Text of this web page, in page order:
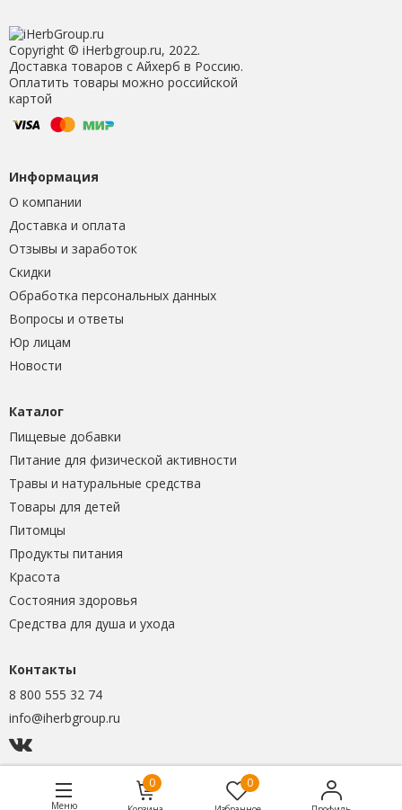
Copyright © iHerbgroup.ru, 2022.
Доставка товаров с Айхерб в Россию.
Оплатить товары можно российской
картой
Информация
О компании
Доставка и оплата
Отзывы и заработок
Скидки
Обработка персональных данных
Вопросы и ответы
Юр лицам
Новости
Каталог
Пищевые добавки
Питание для физической активности
Травы и натуральные средства
Товары для детей
Питомцы
Продукты питания
Красота
Состояния здоровья
Средства для душа и ухода
Контакты
8 800 555 32 74
info@iherbgroup.ru
Меню
0 0